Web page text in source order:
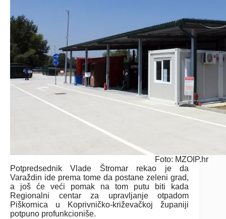
Foto: MZOIP.hr
Potpredsednik Vlade Štromar rekao je da
Varaždin ide prema tome da postane zeleni grad,
a još će veći pomak na tom putu biti kada
Regionalni centar za upravljanje otpadom
Piškornica u Koprivničko-križevačkoj županiji
potpuno profunkcioniše.